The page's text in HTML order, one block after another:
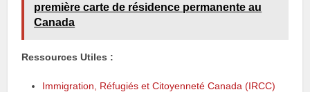
première carte de résidence permanente au
Canada
Ressources Utiles :
Immigration, Réfugiés et Citoyenneté Canada (IRCC)